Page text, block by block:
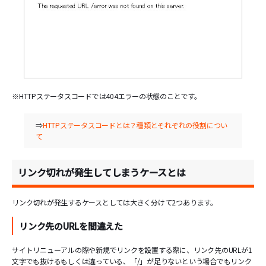
※HTTPステータスコードでは404エラーの状態のことです。
⇒HTTPステータスコードとは？種類とそれぞれの役割につい
て
リンク切れが発生してしまうケースとは
リンク切れが発生するケースとしては大きく分けて2つあります。
リンク先のURLを間違えた
サイトリニューアルの際や新規でリンクを設置する際に、リンク先のURLが1
文字でも抜けるもしくは違っている、「/」が足りないという場合でもリンク